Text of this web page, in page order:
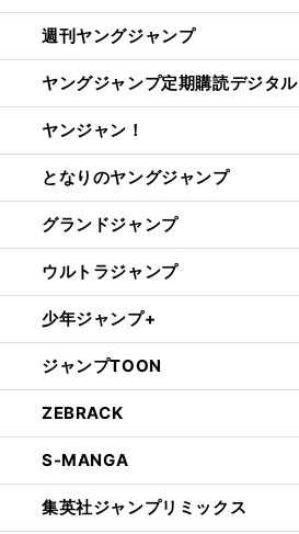
週刊ヤングジャンプ
ヤングジャンプ定期購読デジタル
ヤンジャン！
となりのヤングジャンプ
グランドジャンプ
ウルトラジャンプ
少年ジャンプ+
ジャンプTOON
ZEBRACK
S-MANGA
集英社ジャンプリミックス